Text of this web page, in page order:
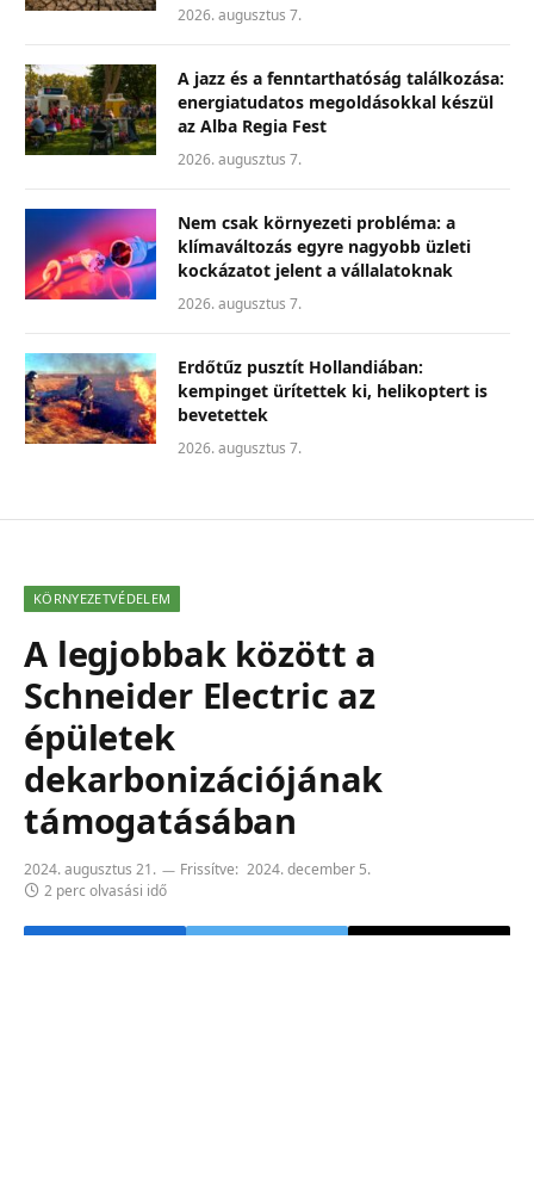
2026. augusztus 7.
A jazz és a fenntarthatóság találkozása:
energiatudatos megoldásokkal készül
az Alba Regia Fest
2026. augusztus 7.
Nem csak környezeti probléma: a
klímaváltozás egyre nagyobb üzleti
kockázatot jelent a vállalatoknak
2026. augusztus 7.
Erdőtűz pusztít Hollandiában:
kempinget ürítettek ki, helikoptert is
bevetettek
2026. augusztus 7.
KÖRNYEZETVÉDELEM
A legjobbak között a
Schneider Electric az
épületek
dekarbonizációjának
támogatásában
2024. augusztus 21. Frissítve: 2024. december 5.
2 perc olvasási idő